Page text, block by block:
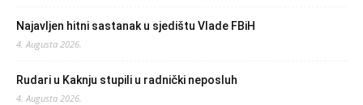
Najavljen hitni sastanak u sjedištu Vlade FBiH
4. Augusta 2026.
Rudari u Kaknju stupili u radnički neposluh
4. Augusta 2026.